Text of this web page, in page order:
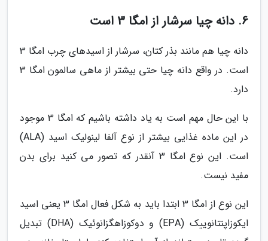
6. دانه چیا سرشار از امگا 3 است
دانه چیا هم مانند بذر کتان، سرشار از اسیدهای چرب امگا 3
است. در واقع دانه چیا حتی بیشتر از ماهی سالمون امگا 3
دارد.
با این حال مهم است به یاد داشته باشیم که امگا 3 موجود
در این ماده غذایی بیشتر از نوع آلفا لینولیک اسید (ALA)
است. این نوع امگا 3 آنقدر که تصور می کنید برای بدن
مفید نیست.
این نوع از امگا 3 ابتدا باید به شکل فعال امگا 3 یعنی اسید
ایکوزاپنتانوییک (EPA) و دوکوزاهگزانوئیک (DHA) تبدیل